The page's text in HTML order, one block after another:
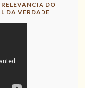
DO
DA VERDADE